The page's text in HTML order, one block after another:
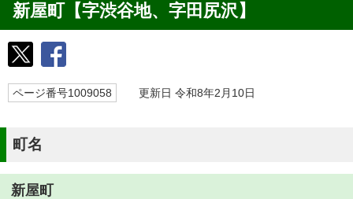
新屋町【字渋谷地、字田尻沢】
ページ番号1009058 更新日 令和8年2月10日
町名
新屋町